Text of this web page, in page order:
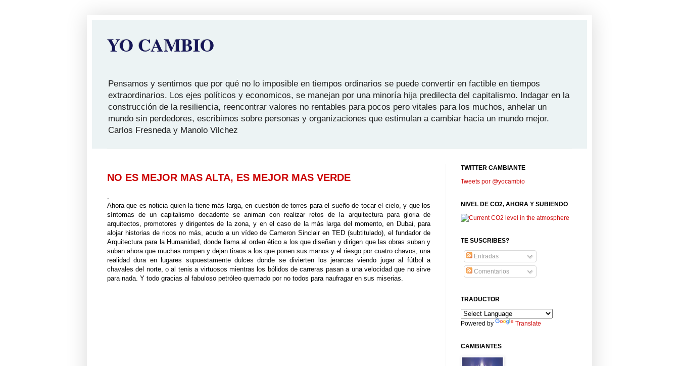
YO CAMBIO
Pensamos y sentimos que por qué no lo imposible en tiempos ordinarios se puede convertir en factible en tiempos
extraordinarios. Los ejes políticos y economicos, se manejan por una minoría hija predilecta del capitalismo. Indagar en la
construcción de la resiliencia, reencontrar valores no rentables para pocos pero vitales para los muchos, anhelar un
mundo sin perdedores, escribimos sobre personas y organizaciones que estimulan a cambiar hacia un mundo mejor.
Carlos Fresneda y Manolo Vilchez
NO ES MEJOR MAS ALTA, ES MEJOR MAS VERDE
Ahora que es noticia quien la tiene más larga, en cuestión de torres para el sueño de tocar el cielo, y que los
síntomas de un capitalismo decadente se animan con realizar retos de la arquitectura para gloria de
arquitectos, promotores y dirigentes de la zona, y en el caso de la más larga del momento, en Dubai, para
alojar historias de ricos no más, acudo a un vídeo de Cameron Sinclair en TED (subtitulado), el fundador de
Arquitectura para la Humanidad, donde llama al orden ético a los que diseñan y dirigen que las obras suban y
suban ahora que muchas rompen y dejan tiraos a los que ponen sus manos y el riesgo por cuatro chavos, una
realidad dura en lugares supuestamente dulces donde se divierten los jerarcas viendo jugar al fútbol a
chavales del norte, o al tenis a virtuosos mientras los bólidos de carreras pasan a una velocidad que no sirve
para nada. Y todo gracias al fabuloso petróleo quemado por no todos para naufragar en sus miserias.
TWITTER CAMBIANTE
Tweets por @yocambio
NIVEL DE CO2, AHORA Y SUBIENDO
TE SUSCRIBES?
Entradas
Comentarios
TRADUCTOR
Powered by Translate
CAMBIANTES